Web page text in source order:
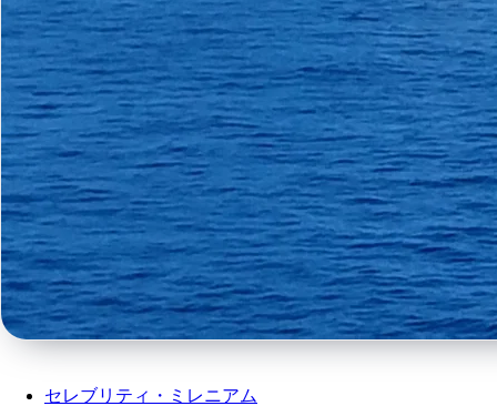
セレブリティ・ミレニアム